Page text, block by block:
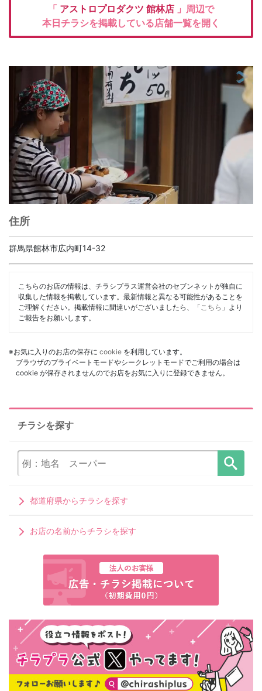
「 アストロプロダクツ 館林店 」周辺で
本日チラシを掲載している店舗一覧を開く
住所
群馬県館林市広内町14-32
こちらのお店の情報は、チラシプラス運営会社のセブンネットが独自に
収集した情報を掲載しています。最新情報と異なる可能性があることを
ご理解ください。掲載情報に間違いがございましたら、「 こちら 」より
ご報告をお願いします。
※お気に入りのお店の保存に cookie を利用しています。
ブラウザのプライベートモードやシークレットモードでご利用の場合は
cookie が保存されませんのでお店をお気に入りに登録できません。
チラシを探す
都道府県からチラシを探す
お店の名前からチラシを探す